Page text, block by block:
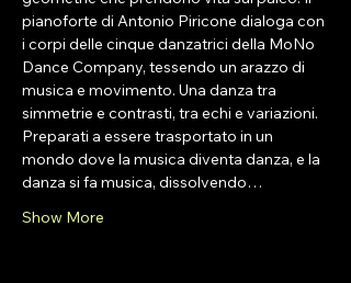
pianoforte di Antonio Piricone dialoga con
i corpi delle cinque danzatrici della MoNo
Dance Company, tessendo un arazzo di
musica e movimento. Una danza tra
simmetrie e contrasti, tra echi e variazioni.
Preparati a essere trasportato in un
mondo dove la musica diventa danza, e la
danza si fa musica, dissolvendo…
Show More